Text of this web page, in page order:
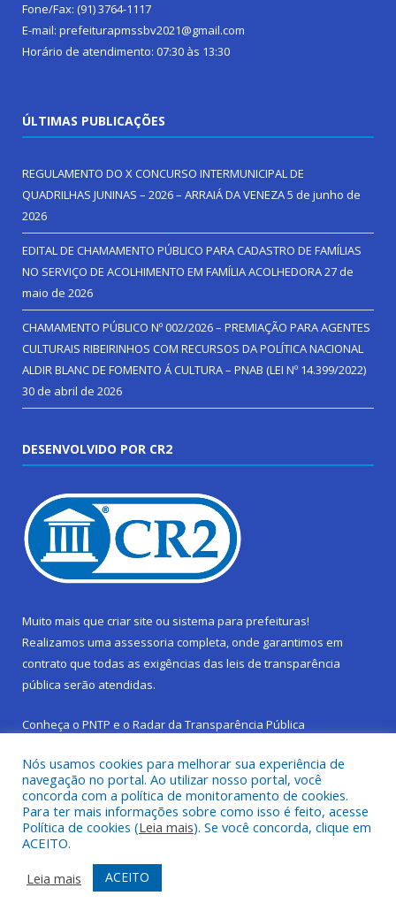
Fone/Fax: (91) 3764-1117
E-mail: prefeiturapmssbv2021@gmail.com
Horário de atendimento: 07:30 às 13:30
ÚLTIMAS PUBLICAÇÕES
REGULAMENTO DO X CONCURSO INTERMUNICIPAL DE
QUADRILHAS JUNINAS – 2026 – ARRAIÁ DA VENEZA5 de junho de
2026
EDITAL DE CHAMAMENTO PÚBLICO PARA CADASTRO DE FAMÍLIAS
NO SERVIÇO DE ACOLHIMENTO EM FAMÍLIA ACOLHEDORA27 de
maio de 2026
CHAMAMENTO PÚBLICO Nº 002/2026 – PREMIAÇÃO PARA AGENTES
CULTURAIS RIBEIRINHOS COM RECURSOS DA POLÍTICA NACIONAL
ALDIR BLANC DE FOMENTO Á CULTURA – PNAB (LEI Nº 14.399/2022)
30 de abril de 2026
DESENVOLVIDO POR CR2
Muito mais que criar site ou sistema para prefeituras!
Realizamos uma assessoria completa, onde garantimos em
contrato que todas as exigências das leis de transparência
pública serão atendidas.
Conheça o PNTP e o Radar da Transparência Pública
Todos os direitos reservados a Prefeitura Municipal de São
Sebastião da Boa Vista.
Frequência Online
Mapa do Site
Acessar Área Administrativa
Nós usamos cookies para melhorar sua experiência de
navegação no portal. Ao utilizar nosso portal, você
concorda com a política de monitoramento de cookies.
Para ter mais informações sobre como isso é feito, acesse
Política de cookies (Leia mais). Se você concorda, clique em
ACEITO.
Leia mais
ACEITO